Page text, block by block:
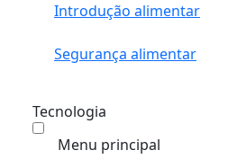
Introdução alimentar
Segurança alimentar
Tecnologia
Menu principal